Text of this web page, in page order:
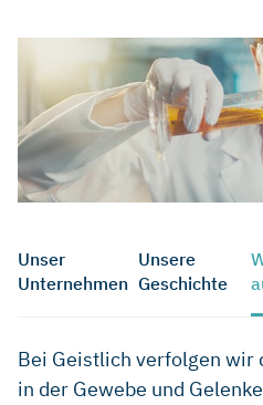
Unser
Unternehmen
Unsere
Geschichte
Bei Geistlich verfolgen wir
in der Gewebe und